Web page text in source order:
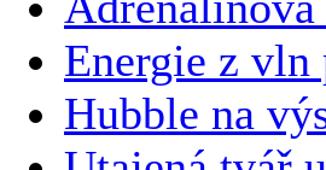
Energie z vln
Hubble na